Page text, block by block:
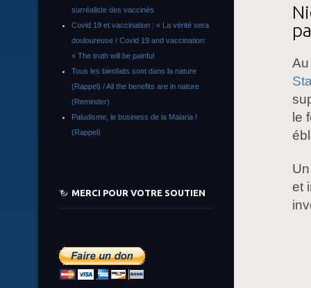
le
et
surréaliste des vaccinés
Covid 19 et vaccination : « La vérité sera
douloureuse / Covid 19 and vaccination:
« The truth will be painful
Tous les bienfaits sont dans la nature
(Rappel) / All the benefits are in nature
(Reminder)
Paludisme, le business de la Malaria !
(Rappel)
MERCI POUR VOTRE SOUTIEN